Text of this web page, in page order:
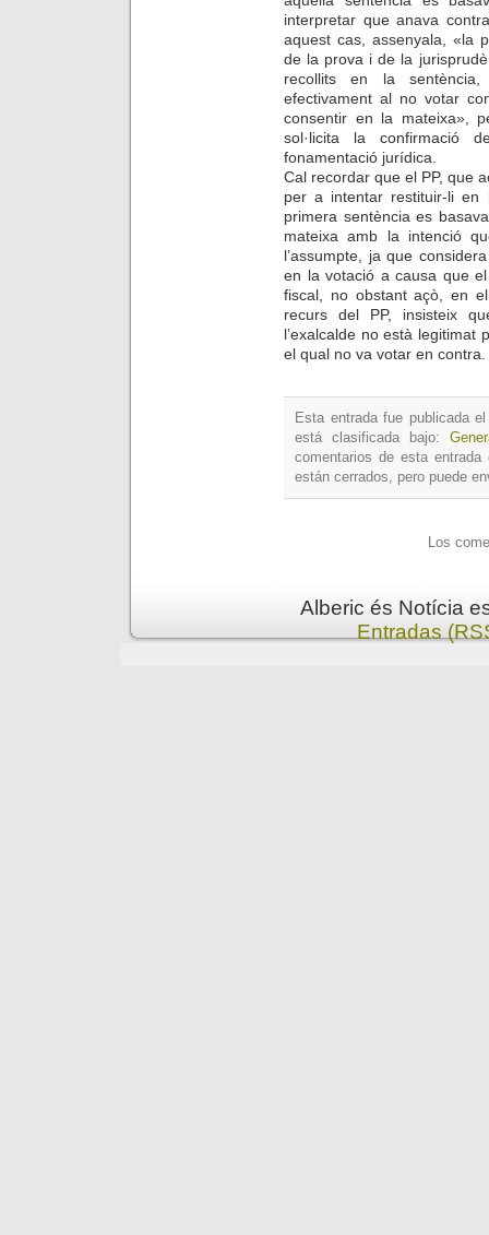
interpretar que anava
aquest cas, assenyala, «la
de la prova i de la
recollits en la sentència,
efectivament al no votar
consentir en la mateixa»,
sol·licita la confirmació
fonamentació jurídica.
Cal recordar que el PP, que
per a intentar restituir-li en
primera sentència es
mateixa amb la intenció
l’assumpte, ja que
en la votació a causa que
fiscal, no obstant açò, en
recurs del PP, insisteix
l’exalcalde no està legitimat
el qual no va votar en contra.
Esta entrada fue publicada
está clasificada bajo:
comentarios de esta
están cerrados, pero puede
Los
Alberic és Notícia
Entradas